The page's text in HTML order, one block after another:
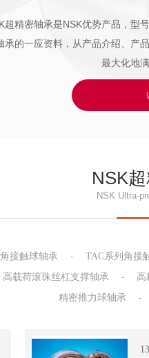
超精密轴承是NSK优势产品，型
承的一应资料，从产品介绍、产
最大化地
NSK
NSK Ultra-
接触球轴承 - TAC系列角接
高载荷滚珠丝杠支撑轴承 - 高
精密推力球轴承 -